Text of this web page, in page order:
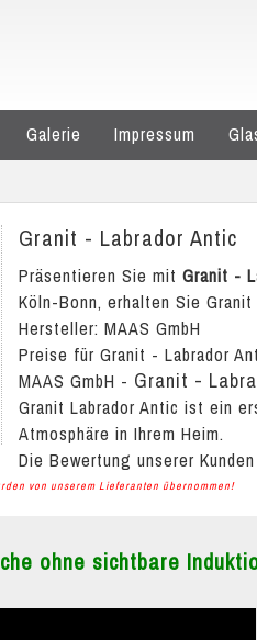
Galerie Impressum
Granit - Labrador Antic
Präsentieren Sie mit Granit -
Köln-Bonn, erhalten Sie
Hersteller: MAAS GmbH
Preise für Granit - Labrador
MAAS GmbH - Granit -
Granit Labrador Antic ist ein
Atmosphäre in Ihrem Heim.
Die Bewertung unserer
von unserem Lieferanten übernommen!
ohne sichtbare